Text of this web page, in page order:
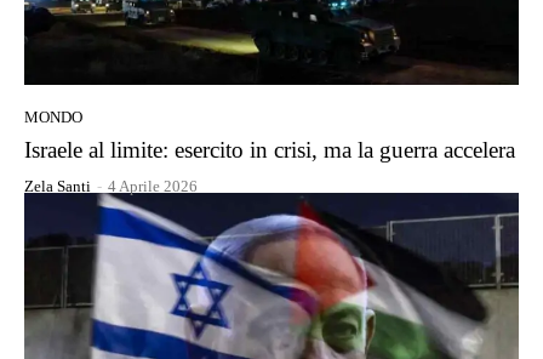
MONDO
Israele al limite: esercito in crisi, ma la guerra accelera
Zela Santi - 4 Aprile 2026